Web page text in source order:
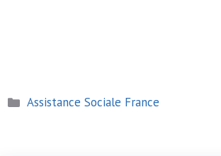
Catégories
Assistance Sociale France